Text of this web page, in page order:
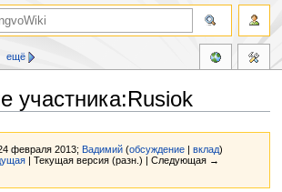
участника:Rusiok
февраля 2013;Вадимий (обсуждение |вклад)
| Текущая версия (разн.) | Следующая →
ещё